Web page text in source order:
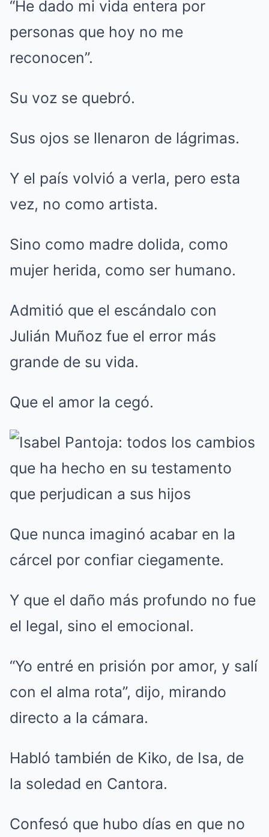
“He dado mi vida entera por
personas que hoy no me
reconocen”.
Su voz se quebró.
Sus ojos se llenaron de lágrimas.
Y el país volvió a verla, pero esta
vez, no como artista.
Sino como madre dolida, como
mujer herida, como ser humano.
Admitió que el escándalo con
Julián Muñoz fue el error más
grande de su vida.
Que el amor la cegó.
Que nunca imaginó acabar en la
cárcel por confiar ciegamente.
Y que el daño más profundo no fue
el legal, sino el emocional.
“Yo entré en prisión por amor, y salí
con el alma rota”, dijo, mirando
directo a la cámara.
Habló también de Kiko, de Isa, de
la soledad en Cantora.
Confesó que hubo días en que no